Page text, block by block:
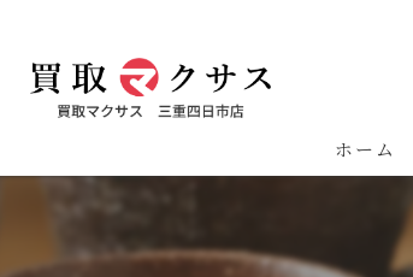
ホーム